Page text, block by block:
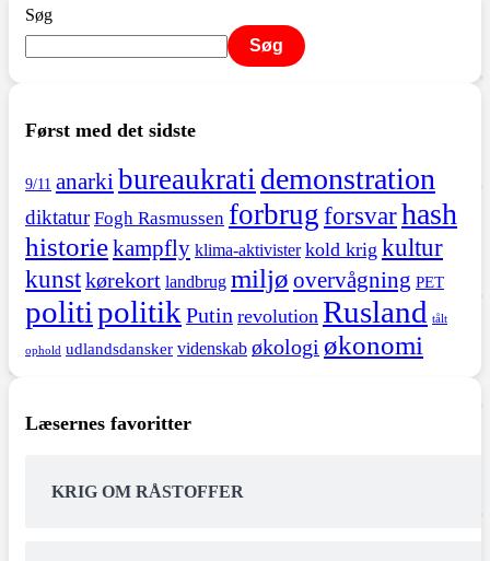
Søg
Søg
Først med det sidste
9/11 anarki bureaukrati demonstration
diktatur Fogh Rasmussen forbrugforsvarhash
historiekampfly klima-aktivister kold krig kultur
kunstkørekort landbrug miljø overvågning PET
politipolitik Putin revolution Rusland tålt
ophold udlandsdansker videnskab økologi økonomi
Læsernes favoritter
KRIG OM RÅSTOFFER